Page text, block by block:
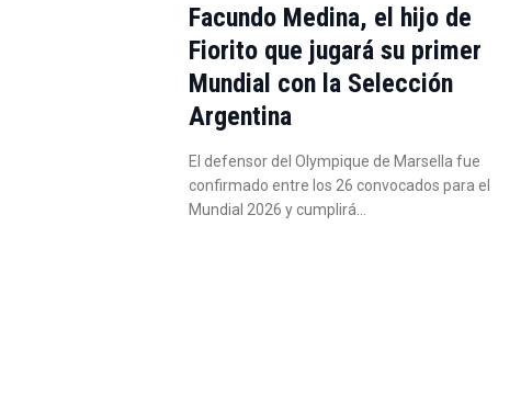
Facundo Medina, el hijo de
Fiorito que jugará su primer
Mundial con la Selección
Argentina
El defensor del Olympique de Marsella fue
confirmado entre los 26 convocados para el
Mundial 2026 y cumplirá…